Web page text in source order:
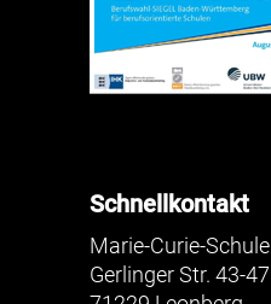
Schnellkontakt
Marie-Curie-Schule
Gerlinger Str. 43-47